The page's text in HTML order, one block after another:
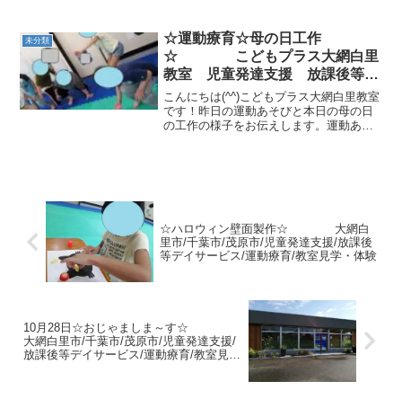
´ω｀*)午前中は・・・☆坂道 ☆サ...
未分類
☆運動療育☆母の日工作
☆ こどもプラス大網白里
教室 児童発達支援 放課後等デ
イサービス 大網白里市 茂原
市 白子町 千葉市 教室見学・
体験
こんにちは(^^)こどもプラス大網白里教室
です！昨日の運動あそびと本日の母の日
の工作の様子をお伝えします。運動あそ
☆ハロウィン壁面製作☆ 大網白
里市/千葉市/茂原市/児童発達支援/放課後
等デイサービス/運動療育/教室見学・体験
10月28日☆おじゃましま～す☆
大網白里市/千葉市/茂原市/児童発達支援/
放課後等デイサービス/運動療育/教室見